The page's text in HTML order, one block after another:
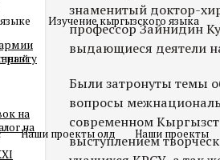
Изучение кыргызского языка
Наши проекты олд Наши проекты
на
на
знаменитый доктор-
профессор Зайнидин
выдающиеся деятели
Были затронуты темы
вопросы
современном
выступлением